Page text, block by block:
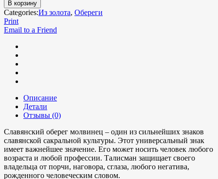
В корзину
Categories:Из золота, Обереги
Print
Email to a Friend
Описание
Детали
Отзывы (0)
Славянский оберег молвинец – один из сильнейших знаков
славянской сакральной культуры. Этот универсальный знак
имеет важнейшее значение. Его может носить человек любого
возраста и любой профессии. Талисман защищает своего
владельца от порчи, наговора, сглаза, любого негатива,
рожденного человеческим словом.